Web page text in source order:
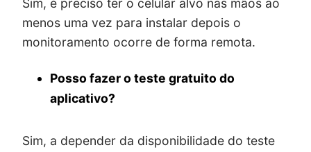
Sim, é preciso ter o celular alvo nas mãos ao
menos uma vez para instalar depois o
monitoramento ocorre de forma remota.
Posso fazer o teste gratuito do
aplicativo?
Sim, a depender da disponibilidade do teste